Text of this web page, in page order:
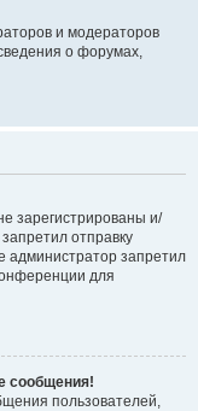
и модераторов
о форумах,
зарегистрированы и/
отправку
администратор запретил
для
сообщения!
пользователей,